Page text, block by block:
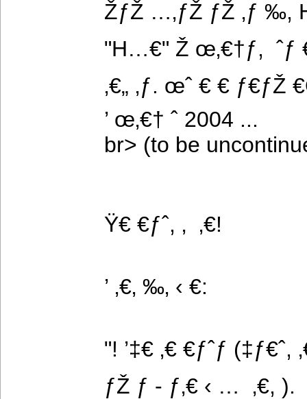
ŽƒŽ …‚ƒŽ ƒŽ ‚ƒ ‰, H
"H…€" Ž œ‚€†ƒ,  ˆƒ
‚€„ ‚ƒ. œˆ € €
’ œ‚€† ˆ 2004 ...
br> (to be
Ÿ€ €ƒˆ, ‚  ‚€!
’ ‚€‚ ‰‚ ‹ €:
"! ’‡€ ‚€ €ƒˆƒ (‡ƒ€ˆ,
ƒŽ ƒ - ƒ‚€ ‹ …  ‚€, ).